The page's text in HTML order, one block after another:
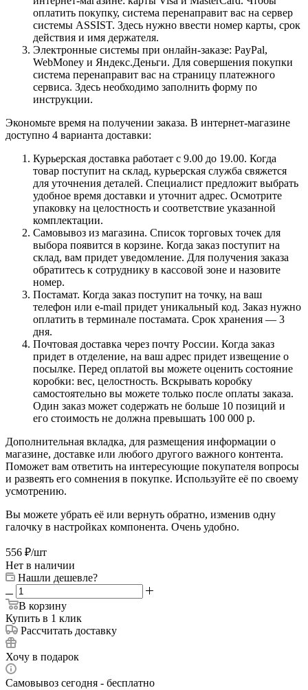
оплатить покупку, система перенаправит вас на сервер
системы ASSIST. Здесь нужно ввести номер карты, срок
действия и имя держателя.
Электронные системы при онлайн-заказе: PayPal,
WebMoney и Яндекс.Деньги. Для совершения покупки
система перенаправит вас на страницу платежного
сервиса. Здесь необходимо заполнить форму по
инструкции.
Экономьте время на получении заказа. В интернет-магазине
доступно 4 варианта доставки:
Курьерская доставка работает с 9.00 до 19.00. Когда
товар поступит на склад, курьерская служба свяжется
для уточнения деталей. Специалист предложит выбрать
удобное время доставки и уточнит адрес. Осмотрите
упаковку на целостность и соответствие указанной
комплектации.
Самовывоз из магазина. Список торговых точек для
выбора появится в корзине. Когда заказ поступит на
склад, вам придет уведомление. Для получения заказа
обратитесь к сотруднику в кассовой зоне и назовите
номер.
Постамат. Когда заказ поступит на точку, на ваш
телефон или e-mail придет уникальный код. Заказ нужно
оплатить в терминале постамата. Срок хранения — 3
дня.
Почтовая доставка через почту России. Когда заказ
придет в отделение, на ваш адрес придет извещение о
посылке. Перед оплатой вы можете оценить состояние
коробки: вес, целостность. Вскрывать коробку
самостоятельно вы можете только после оплаты заказа.
Один заказ может содержать не больше 10 позиций и
его стоимость не должна превышать 100 000 р.
Дополнительная вкладка, для размещения информации о
магазине, доставке или любого другого важного контента.
Поможет вам ответить на интересующие покупателя вопросы
и развеять его сомнения в покупке. Используйте её по своему
усмотрению.
Вы можете убрать её или вернуть обратно, изменив одну
галочку в настройках компонента. Очень удобно.
556 ₽/шт
Нет в наличии
Нашли дешевле?
В корзину
Купить в 1 клик
Рассчитать доставку
Хочу в подарок
Самовывоз сегодня - бесплатно